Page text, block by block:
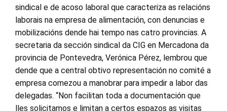
sindical e de acoso laboral que caracteriza as relacións
laborais na empresa de alimentación, con denuncias e
mobilizacións dende hai tempo nas catro provincias. A
secretaria da sección sindical da CIG en Mercadona da
provincia de Pontevedra, Verónica Pérez, lembrou que
dende que a central obtivo representación no comité a
empresa comezou a manobrar para impedir a labor das
delegadas. “Non facilitan toda a documentación que
lles solicitamos e limitan a certos espazos as visitas